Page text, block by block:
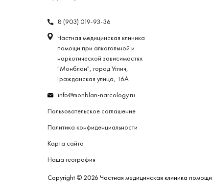
8 (903) 019-93-36
Частная медицинская клиника
помощи при алкогольной и
наркотической зависимостях
"Монблан", город Углич,
Гражданская улица, 16А
info@monblan-narcology.ru
Пользовательское соглашение
Политика конфиденциальности
Карта сайта
Наша география
Copyright © 2026 Частная медицинская клиника